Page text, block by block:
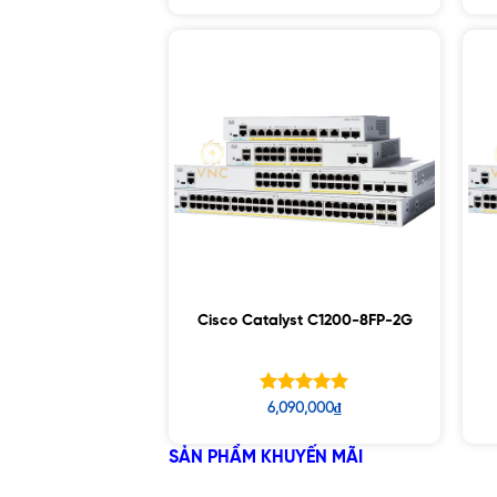
Cisco Catalyst C1200-8FP-2G
Được xếp
5 sao
6,090,000₫
SẢN PHẨM KHUYẾN MÃI